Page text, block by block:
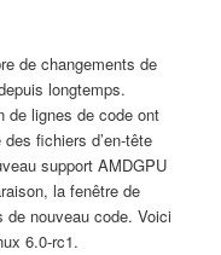
de changements de
longtemps.
de lignes de code ont
fichiers d’en-tête
support AMDGPU
la fenêtre de
de nouveau code. Voici
6.0-rc1.